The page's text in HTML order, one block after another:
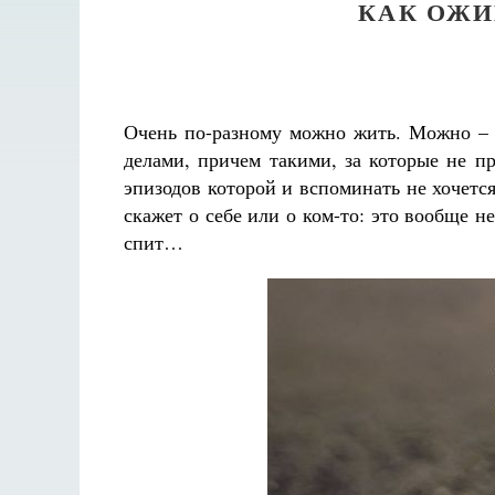
КАК
Очень по-разному можно жить. Можно –
делами, причем такими, за которые не
эпизодов которой и вспоминать не
скажет о себе или о ком-то: это вообще
спит…